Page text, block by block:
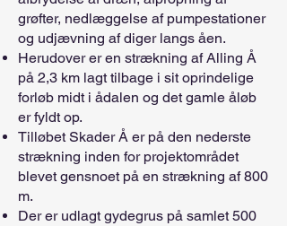
grøfter, nedlæggelse af pumpestationer
og udjævning af diger langs åen.
Herudover er en strækning af Alling Å
på 2,3 km lagt tilbage i sit oprindelige
forløb midt i ådalen og det gamle åløb
er fyldt op.
Tilløbet Skader Å er på den nederste
strækning inden for projektområdet
blevet gensnoet på en strækning af 800
m.
Der er udlagt gydegrus på samlet 500